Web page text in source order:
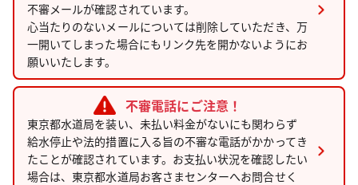
不審メールが確認されています。
心当たりのないメールについては削除していただき、万
一開いてしまった場合にもリンク先を開かないようにお
願いいたします。
不審電話にご注意！
東京都水道局を装い、未払い料金がないにも関わらず
給水停止や法的措置に入る旨の不審な電話がかかってき
たことが確認されています。お支払い状況を確認したい
場合は、東京都水道局お客さまセンターへお問合せく